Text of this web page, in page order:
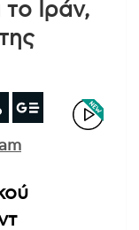
το Ιράν,